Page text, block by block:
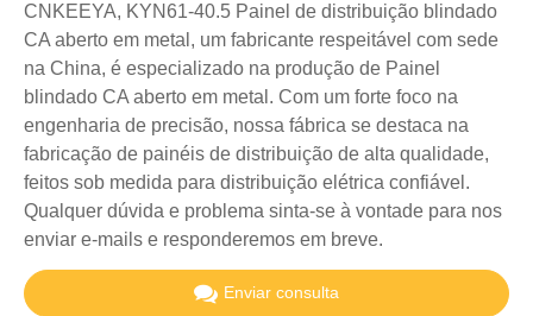
CNKEEYA, KYN61-40.5 Painel de distribuição blindado
CA aberto em metal, um fabricante respeitável com sede
na China, é especializado na produção de Painel
blindado CA aberto em metal. Com um forte foco na
engenharia de precisão, nossa fábrica se destaca na
fabricação de painéis de distribuição de alta qualidade,
feitos sob medida para distribuição elétrica confiável.
Qualquer dúvida e problema sinta-se à vontade para nos
enviar e-mails e responderemos em breve.
Enviar consulta